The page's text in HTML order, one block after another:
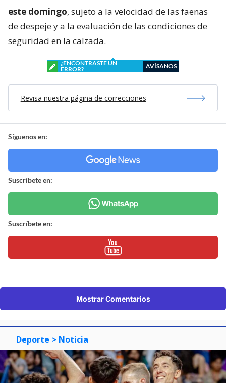
este domingo, sujeto a la velocidad de las faenas
de despeje y a la evaluación de las condiciones de
seguridad en la calzada.
¿ENCONTRASTE UN
ERROR?
AVÍSANOS
Revisa nuestra página de correcciones
Síguenos en:
Suscríbete en:
Suscríbete en:
Mostrar Comentarios
Deporte > Noticia